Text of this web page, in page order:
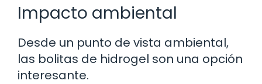
Impacto ambiental
Desde un punto de vista ambiental,
las bolitas de hidrogel son una opción
interesante.